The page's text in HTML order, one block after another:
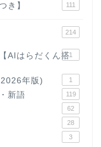
き】 111
214
AIはらだくん搭1
年版) 1
新語 119
62
28
3